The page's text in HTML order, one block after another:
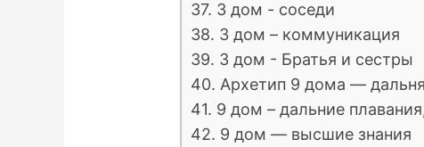
37. 3 дом - соседи
38. 3 дом – коммуникация
39. 3 дом - Братья и сестры
40. Архетип 9 дома —
41. 9 дом – дальние
42. 9 дом — высшие знания